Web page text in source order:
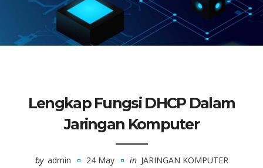
Lengkap Fungsi DHCP Dalam
Jaringan Komputer
by admin 24 May in JARINGAN KOMPUTER